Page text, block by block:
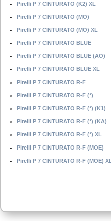
Pirelli P 7 CINTURATO (K2) XL
Pirelli P 7 CINTURATO (MO)
Pirelli P 7 CINTURATO (MO) XL
Pirelli P 7 CINTURATO BLUE
Pirelli P 7 CINTURATO BLUE (AO)
Pirelli P 7 CINTURATO BLUE XL
Pirelli P 7 CINTURATO R-F
Pirelli P 7 CINTURATO R-F (*)
Pirelli P 7 CINTURATO R-F (*) (K1)
Pirelli P 7 CINTURATO R-F (*) (KA)
Pirelli P 7 CINTURATO R-F (*) XL
Pirelli P 7 CINTURATO R-F (MOE)
Pirelli P 7 CINTURATO R-F (MOE)